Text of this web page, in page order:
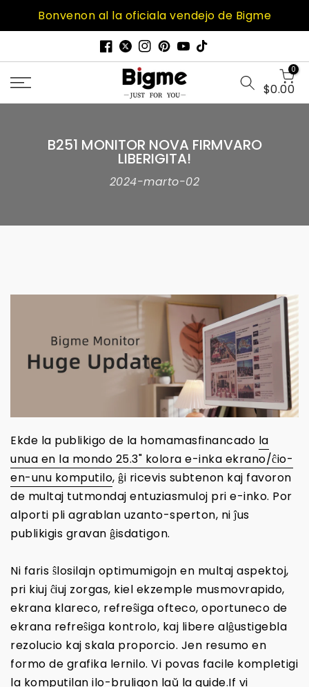
al
Bonvenon al la oficiala vendejo de Bigme
0
$0.00
B251 MONITOR NOVA FIRMVARO
LIBERIGITA!
2024-marto-02
Ekde la publikigo de la homamasfinancado la
unua en la mondo 25.3" kolora e-inka ekrano/ĉio-
en-unu komputilo, ĝi ricevis subtenon kaj favoron
de multaj tutmondaj entuziasmuloj pri e-inko. Por
alporti pli agrablan uzanto-sperton, ni ĵus
publikigis gravan ĝisdatigon.
Ni faris ŝlosilajn optimumigojn en multaj aspektoj,
pri kiuj ĉiuj zorgas, kiel ekzemple musmovrapido,
ekrana klareco, refreŝiga ofteco, oportuneco de
ekrana refreŝiga kontrolo, kaj libere alĝustigebla
rezolucio kaj skala proporcio. Jen resumo en
formo de grafika lernilo. Vi povas facile kompletigi
la komputilan ilo-bruligon laŭ la guide.If vi